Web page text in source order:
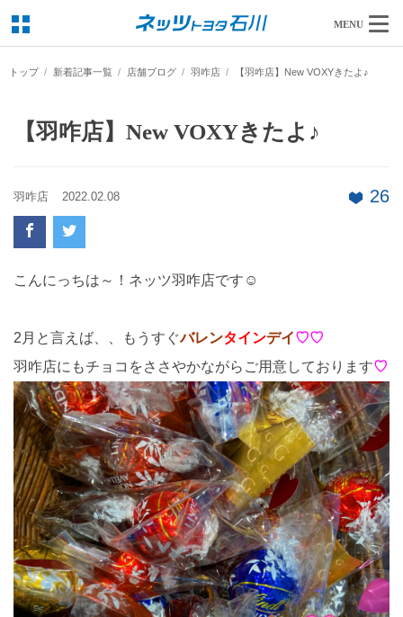
MENU
トップ 新着記事一覧 店舗ブログ 羽咋店 【羽咋店】New VOXYきたよ♪
【羽咋店】New VOXYきたよ♪
羽咋店 2022.02.08 26
こんにっちは～！ネッツ羽咋店です☺
2月と言えば、、もうすぐバレンタインデイ♡♡
羽咋店にもチョコをささやかながらご用意しております♡